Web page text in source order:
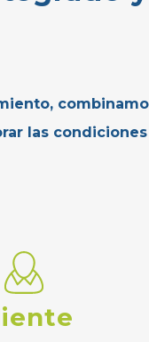
las